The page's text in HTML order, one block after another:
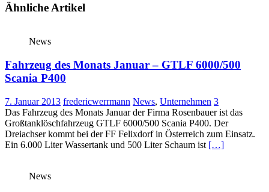
Ähnliche Artikel
News
Fahrzeug des Monats Januar – GTLF 6000/500
Scania P400
7. Januar 2013 fredericwerrmann News, Unternehmen 3
Das Fahrzeug des Monats Januar der Firma Rosenbauer ist das
Großtanklöschfahrzeug GTLF 6000/500 Scania P400. Der
Dreiachser kommt bei der FF Felixdorf in Österreich zum Einsatz.
Ein 6.000 Liter Wassertank und 500 Liter Schaum ist […]
News